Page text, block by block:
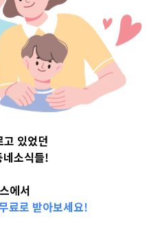
고 있었던
네소식들!
에서
료로 받아보세요!